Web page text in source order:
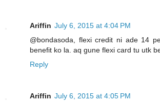
Ariffin July 6, 2015 at 4:04 PM
@bondasoda, flexi credit ni ade 14
benefit ko la. aq gune flexi card tu utk
Reply
Ariffin July 6, 2015 at 4:05 PM